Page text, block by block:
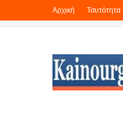
Αρχική Τσυτότητα